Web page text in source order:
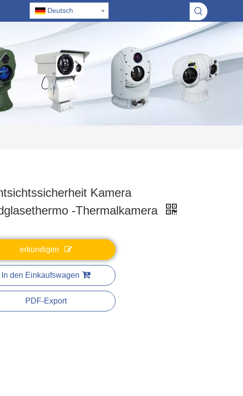
Deutsch
Kamera
-Thermalkamera
erkundigen
In den Einkaufswagen
PDF-Export